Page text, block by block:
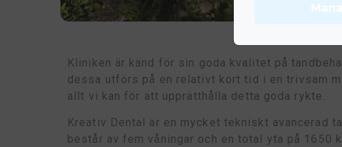
Kliniken är känd för sin goda kvalitet på
dessa utförs på en relativt kort tid i en trivsam
allt vi kan för att upprätthålla detta goda rykte.
Kreativ Dental är en mycket tekniskt avancerad
består av fem våningar och en total yta på 1650